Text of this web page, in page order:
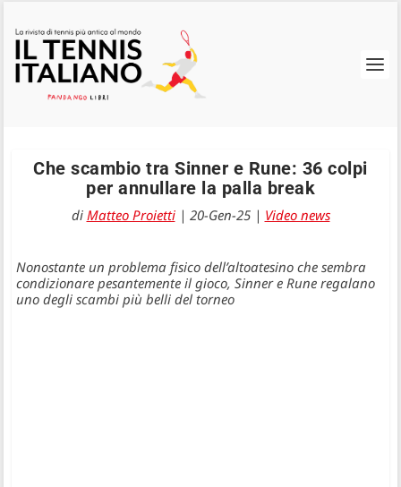
Che scambio tra Sinner e Rune: 36 colpi
per annullare la palla break
di Matteo Proietti| 20-Gen-25| Video news
Nonostante un problema fisico dell’altoatesino che sembra
condizionare pesantemente il gioco, Sinner e Rune regalano
uno degli scambi più belli del torneo